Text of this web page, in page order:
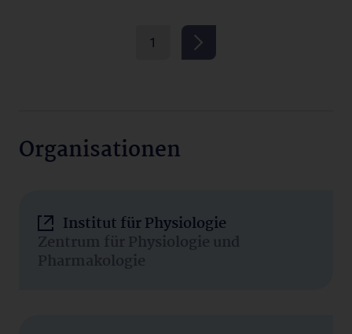
1
Organisationen
Institut für Physiologie
Zentrum für Physiologie und
Pharmakologie